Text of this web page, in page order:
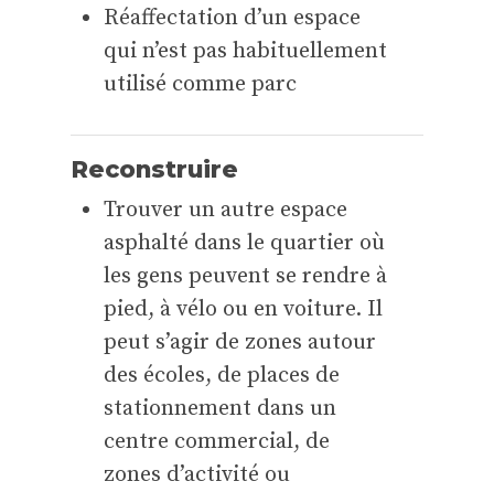
Réaffectation d’un espace
qui n’est pas habituellement
utilisé comme parc
Reconstruire
Trouver un autre espace
asphalté dans le quartier où
les gens peuvent se rendre à
pied, à vélo ou en voiture. Il
peut s’agir de zones autour
des écoles, de places de
stationnement dans un
centre commercial, de
zones d’activité ou